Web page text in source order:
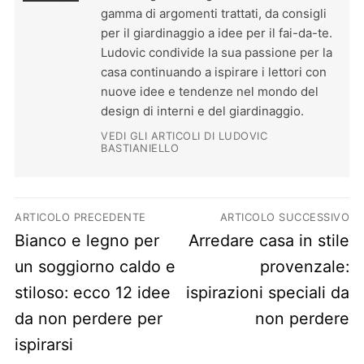
gamma di argomenti trattati, da consigli
per il giardinaggio a idee per il fai-da-te.
Ludovic condivide la sua passione per la
casa continuando a ispirare i lettori con
nuove idee e tendenze nel mondo del
design di interni e del giardinaggio.
VEDI GLI ARTICOLI DI LUDOVIC
BASTIANIELLO
Navigazione articoli
ARTICOLO PRECEDENTE
Previous post:
Bianco e legno per
un soggiorno caldo e
stiloso: ecco 12 idee
da non perdere per
ispirarsi
ARTICOLO SUCCESSIVO
Next post:
Arredare casa in stile
provenzale:
ispirazioni speciali da
non perdere